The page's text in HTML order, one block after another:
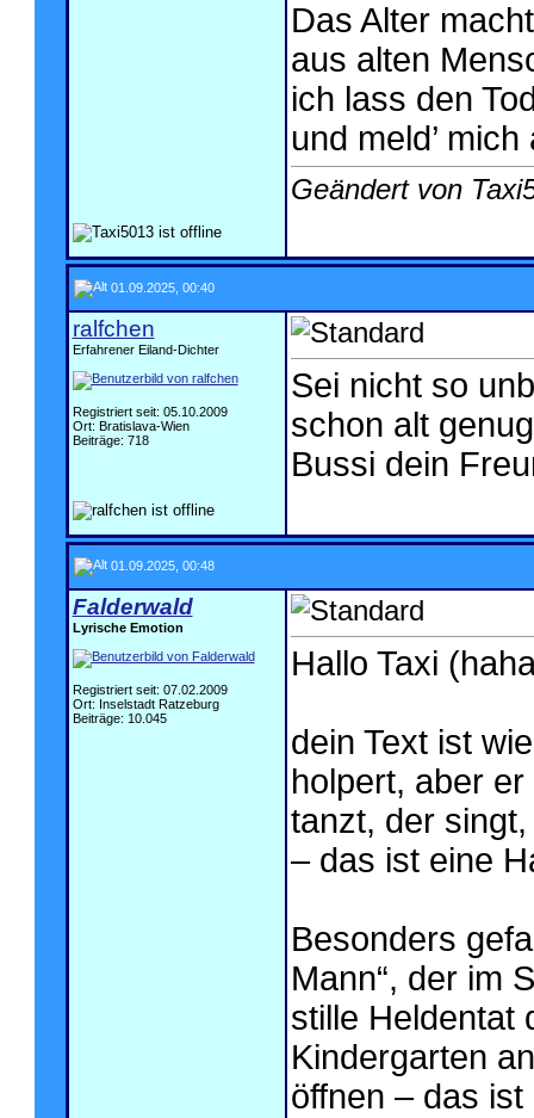
Das Alter
aus alten
ich lass den
und meld’
Geändert von
01.09.2025, 00:40
ralfchen
Erfahrener Eiland-Dichter
Registriert seit: 05.10.2009
Ort: Bratislava-Wien
Beiträge: 718
Sei nicht so
schon alt
Bussi dein
01.09.2025, 00:48
Falderwald
Lyrische Emotion
Registriert seit: 07.02.2009
Ort: Inselstadt Ratzeburg
Beiträge: 10.045
Hallo Taxi
dein Text ist
holpert, aber
tanzt, der
– das ist eine
Besonders
Mann“, der im
stille Heldentat
Kindergarten
öffnen – das